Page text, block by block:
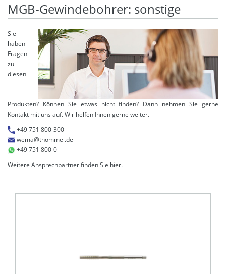
MGB-Gewindebohrer: sonstige
Sie
haben
Fragen
zu
diesen
Produkten? Können Sie etwas nicht finden? Dann nehmen Sie gerne
Kontakt mit uns auf. Wir helfen Ihnen gerne weiter.
+49 751 800-300
wema@thommel.de
+49 751 800-0
Weitere Ansprechpartner finden Sie hier.